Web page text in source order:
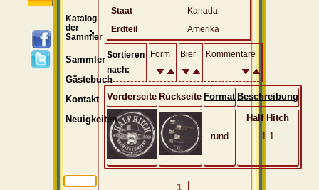
Staat
Kanada
Erdteil
Amerika
Sortieren
nach:
Form Bier Kommentare
Vorderseite Rückseite Format Beschreibung
rund
Half Hitch
1-1
1
Katalog
der
Sammler
Sammler
Gästebuch
Kontakt
Neuigkeiten